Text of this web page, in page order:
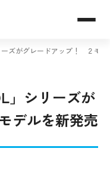
メニュ
ーズがグレードアップ！ ２モ
」シリーズが
デルを新発売